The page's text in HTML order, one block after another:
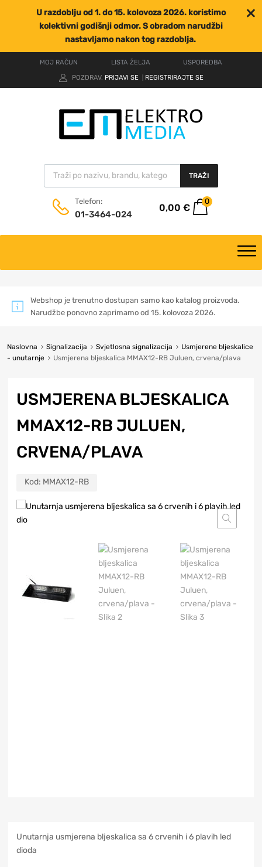
U razdoblju od 1. do 15. kolovoza 2026. koristimo
kolektivni godišnji odmor. S obradom narudžbi
nastavljamo nakon tog razdoblja.
MOJ RAČUN LISTA ŽELJA
USPOREDBA
POZDRAV. PRIJAVI SE REGISTRIRAJTE SE
TRAŽI
Telefon:
01-3464-024
0,00 €
0
Webshop je trenutno dostupan samo kao katalog proizvoda.
Narudžbe ponovno zaprimamo od 15. kolovoza 2026.
Naslovna Signalizacija Svjetlosna signalizacija
Usmjerene bljeskalice
- unutarnje
Usmjerena bljeskalica MMAX12-RB Juluen, crvena/plava
USMJERENA BLJESKALICA
MMAX12-RB JULUEN,
CRVENA/PLAVA
Kod: MMAX12-RB
Unutarnja usmjerena bljeskalica sa 6 crvenih i 6 plavih led
dioda